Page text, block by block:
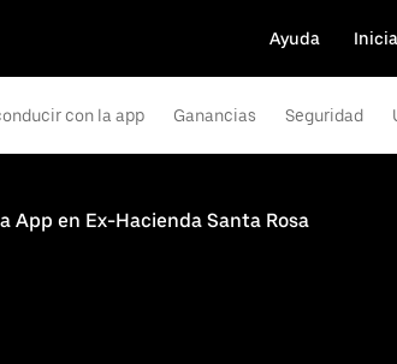
Ayuda
con la app Ganancias Seguridad
App en Ex-Hacienda Santa Rosa